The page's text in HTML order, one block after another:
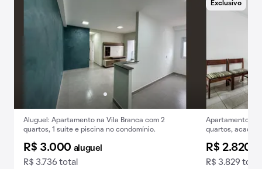
Aluguel: Apartamento na Vila Branca com 2
quartos, 1 suíte e piscina no condomínio.
R$ 3.000 aluguel
R$ 3.736 total
Exclusivo
Apartamento
quartos,
R$ 2.820
R$ 3.829 total